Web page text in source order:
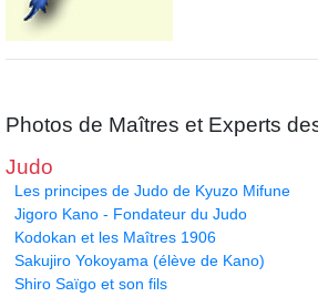
Photos de Maîtres et Experts
Judo
Les principes de Judo de Kyuzo Mifune
Jigoro Kano - Fondateur du Judo
Kodokan et les Maîtres 1906
Sakujiro Yokoyama (élève de Kano)
Shiro Saïgo et son fils